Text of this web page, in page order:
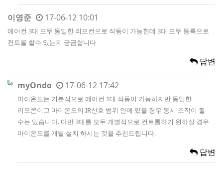
이영준 17-06-12 10:01
에어컨 3대 모두 동일한 리모컨으로 작동이 가능한데 3대 모두 등록으로
컨트롤 할수 있는지 궁금합니다
답변
myOndo 17-06-12 17:42
마이온도는 기본적으로 에어컨 1대 작동이 가능하지만 동일한
리모콘이고 마이온도의 IR신호 범위 안에 있을 경우 동시 조작이 될
수는 있습니다. 다만 3대를 모두 개별적으로 컨트롤하기 원하실 경우
마이온도를 개별 설치 하시는 것을 추천드립니다.
답변